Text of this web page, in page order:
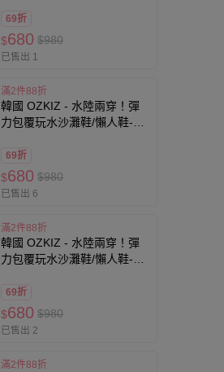
69折
$680 $980
已售出 1
滿2件88折
韓國 OZKIZ - 水陸兩穿！彈
力包覆玩水沙灘鞋/懶人鞋-鯨
69折
$680 $980
已售出 6
滿2件88折
韓國 OZKIZ - 水陸兩穿！彈
力包覆玩水沙灘鞋/懶人鞋-鱷
69折
$680 $980
已售出 2
滿2件88折